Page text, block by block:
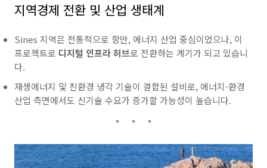
지역경제 전환 및 산업 생태계
Sines 지역은 전통적으로 항만, 에너지 산업 중심이었으나, 이
프로젝트로 디지털 인프라 허브로 전환하는 계기가 되고 있습니
다.
재생에너지 및 친환경 냉각 기술이 결합된 설비로, 에너지-환경
산업 측면에서도 신기술 수요가 증가할 가능성이 높습니다.